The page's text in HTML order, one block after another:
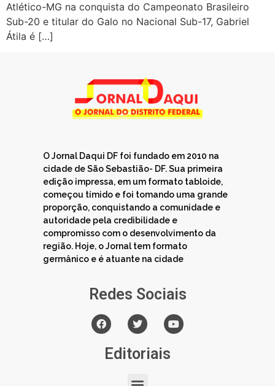
Atlético-MG na conquista do Campeonato Brasileiro
Sub-20 e titular do Galo no Nacional Sub-17, Gabriel
Átila é […]
O Jornal Daqui DF foi fundado em 2010 na
cidade de São Sebastião- DF. Sua primeira
edição impressa, em um formato tabloide,
começou tímido e foi tomando uma grande
proporção, conquistando a comunidade e
autoridade pela credibilidade e
compromisso com o desenvolvimento da
região. Hoje, o Jornal tem formato
germânico e é atuante na cidade
Redes Sociais
Editoriais